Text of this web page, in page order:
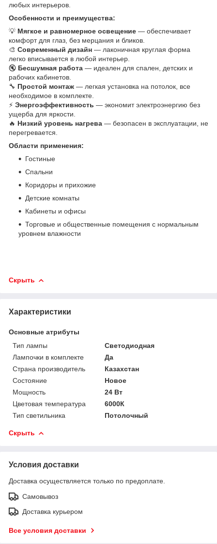
любых интерьеров.
Особенности и преимущества:
💡 Мягкое и равномерное освещение — обеспечивает
комфорт для глаз, без мерцания и бликов.
🎨 Современный дизайн — лаконичная круглая форма
легко вписывается в любой интерьер.
🔇 Бесшумная работа — идеален для спален, детских и
рабочих кабинетов.
🔧 Простой монтаж — легкая установка на потолок, все
необходимое в комплекте.
⚡ Энергоэффективность — экономит электроэнергию без
ущерба для яркости.
🔥 Низкий уровень нагрева — безопасен в эксплуатации, не
перегревается.
Области применения:
Гостиные
Спальни
Коридоры и прихожие
Детские комнаты
Кабинеты и офисы
Торговые и общественные помещения с нормальным
уровнем влажности
Скрыть
Характеристики
Основные атрибуты
Тип лампы
Светодиодная
Лампочки в комплекте
Да
Страна производитель
Казахстан
Состояние
Новое
Мощность
24 Вт
Цветовая температура
6000К
Тип светильника
Потолочный
Скрыть
Условия доставки
Доставка осуществляется только по предоплате.
Самовывоз
Доставка курьером
Все условия доставки